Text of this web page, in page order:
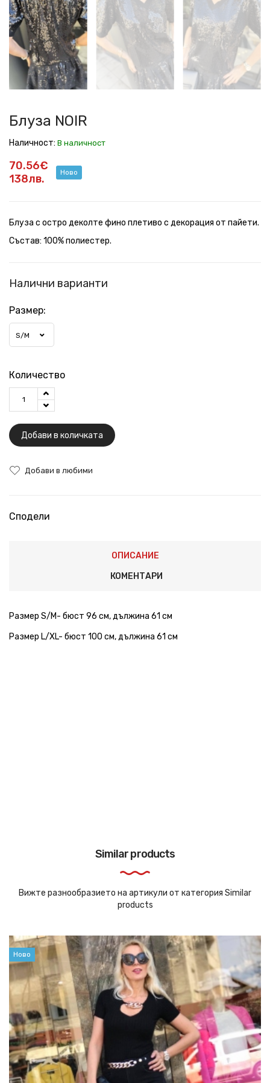
Блуза NOIR
Наличност: В наличност
70.56€
138лв.
Ново
Блуза с остро деколте фино плетиво с декорация от пайети.
Състав: 100% полиестер.
Налични варианти
Размер:
S/M
Количество
Добави в количката
Добави в любими
Сподели
ОПИСАНИЕ
КОМЕНТАРИ
Размер S/M- бюст 96 см, дължина 61 см
Размер L/XL- бюст 100 см, дължина 61 см
Similar products
Вижте разнообразието на артикули от категория Similar
products
Ново